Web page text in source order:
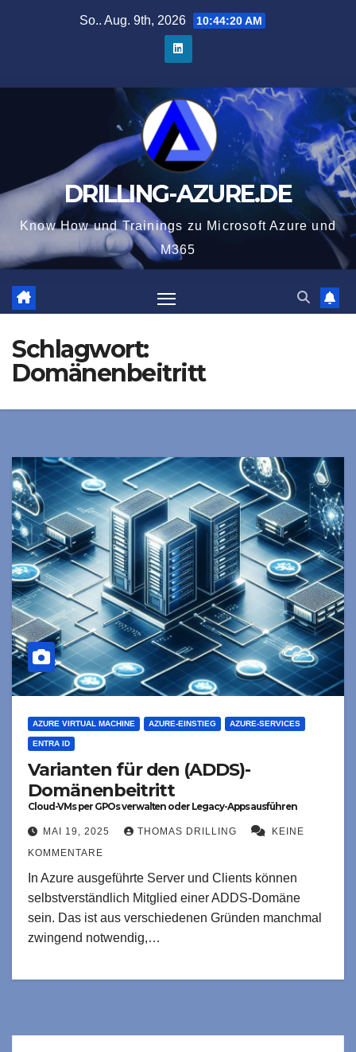
So.. Aug. 9th, 2026 10:44:21 AM
DRILLING-AZURE.DE
Know How und Trainings zu Microsoft Azure und
M365
Schlagwort:
Domänenbeitritt
AZURE VIRTUAL MACHINE AZURE-EINSTIEG AZURE-SERVICES
ENTRA ID
Varianten für den (ADDS)-
Domänenbeitritt
Cloud-VMs per GPOs verwalten oder Legacy-Apps ausführen
MAI 19, 2025 THOMAS DRILLING
KEINE
KOMMENTARE
In Azure ausgeführte Server und Clients können
selbstverständlich Mitglied einer ADDS-Domäne
sein. Das ist aus verschiedenen Gründen manchmal
zwingend notwendig,…